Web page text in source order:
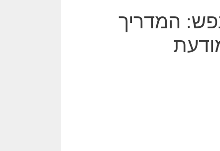
המדריך